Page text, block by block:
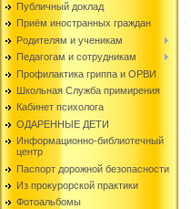
Публичный доклад
Приём иностранных граждан
Родителям и ученикам
Педагогам и сотрудникам
Профилактика гриппа и ОРВИ
Школьная Служба примирения
Кабинет психолога
ОДАРЕННЫЕ ДЕТИ
Информационно-библиотечный
центр
Паспорт дорожной безопасности
Из прокурорской практики
Фотоальбомы